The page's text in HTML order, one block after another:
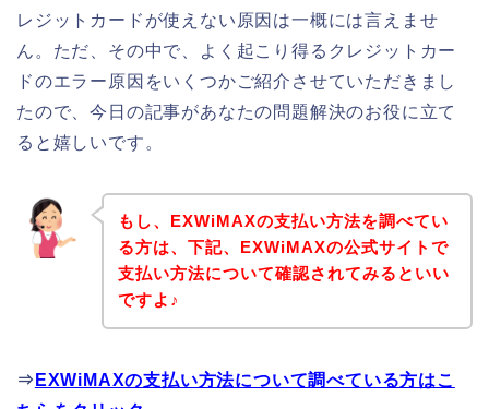
レジットカードが使えない原因は一概には言えませ
ん。ただ、その中で、よく起こり得るクレジットカー
ドのエラー原因をいくつかご紹介させていただきまし
たので、今日の記事があなたの問題解決のお役に立て
ると嬉しいです。
もし、EXWiMAXの支払い方法を調べてい
る方は、下記、EXWiMAXの公式サイトで
支払い方法について確認されてみるといい
ですよ♪
⇒ EXWiMAXの支払い方法について調べている方はこ